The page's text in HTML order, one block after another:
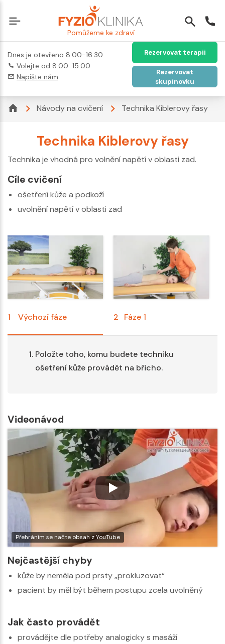
Pomůžeme ke zdraví
Dnes je otevřeno 8:00-16:30
Volejte od 8:00-15:00
Napište nám
Rezervovat terapii
Rezervovat
skupinovku
Návody na cvičení Technika Kiblerovy řasy
Technika Kiblerovy řasy
Technika je vhodná pro volnění napětí v oblasti zad.
Cíle cvičení
ošetření kůže a podkoží
uvolnění napětí v oblasti zad
1 Výchozí fáze 2 Fáze 1
Položte toho, komu budete techniku
ošetření kůže provádět na břicho.
Videonávod
Přehráním se načte obsah z YouTube
Nejčastější chyby
kůže by neměla pod prsty „prokluzovat“
pacient by měl být během postupu zcela uvolněný
Jak často provádět
provádějte dle potřeby analogicky s masáží